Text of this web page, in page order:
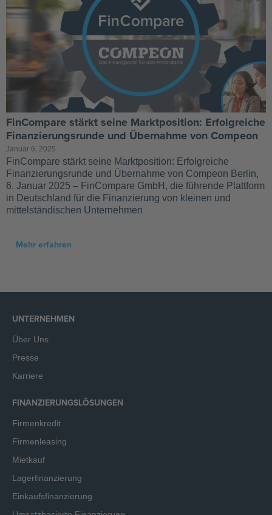
FinCompare stärkt seine Marktposition: Erfolgreiche
Finanzierungsrunde und Übernahme von Compeon
Januar 6, 2025
FinCompare stärkt seine Marktposition: Erfolgreiche
Finanzierungsrunde und Übernahme von Compeon Berlin,
6. Januar 2025 – FinCompare GmbH, die führende Plattform
in Deutschland für die Finanzierung von kleinen und
mittelständischen Unternehmen
Mehr erfahren
UNTERNEHMEN
Über Uns
Presse
Karriere
FINANZIERUNGSLÖSUNGEN
Firmenkredit
Firmenleasing
Mietkauf
Lagerfinanzierung
Einkaufsfinanzierung